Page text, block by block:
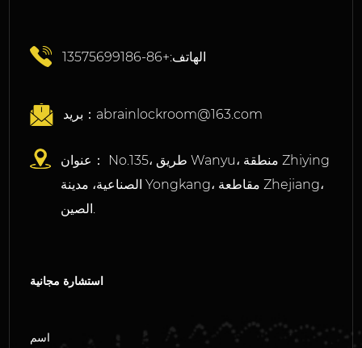
الهاتف:+86-13575699186
بريد： abrainlockroom@163.com
عنوان： No.135، طريق Wanyu، منطقة Zhiying
الصناعية، مدينة Yongkang، مقاطعة Zhejiang،
الصين.
استشارة مجانية